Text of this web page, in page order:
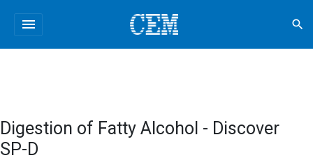
menu search
Digestion of Fatty Alcohol - Discover
SP-D